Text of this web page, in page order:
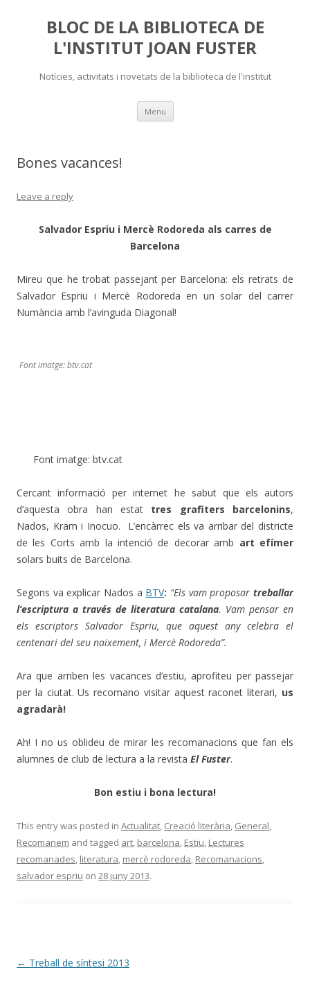
BLOC DE LA BIBLIOTECA DE
L'INSTITUT JOAN FUSTER
Notícies, activitats i novetats de la biblioteca de l'institut
Menu Skip
content
Bones vacances!
Leave a reply
Salvador Espriu i Mercè Rodoreda als carres de
Barcelona
Mireu que he trobat passejant per Barcelona: els retrats de
Salvador Espriu i Mercè Rodoreda en un solar del carrer
Numància amb l’avinguda Diagonal!
Font imatge: btv.cat
Font imatge: btv.cat
Cercant informació per internet he sabut que els autors
d’aquesta obra han estat tres grafiters barcelonins,
Nados, Kram i Inocuo. L’encàrrec els va arribar del districte
de les Corts amb la intenció de decorar amb art efímer
solars buits de Barcelona.
Segons va explicar Nados a BTV: “Els vam proposartreballar
l’escriptura a través de literatura catalana. Vam pensar en
els escriptors Salvador Espriu, que aquest any celebra el
centenari del seu naixement, i Mercè Rodoreda”.
Ara que arriben les vacances d’estiu, aprofiteu per passejar
per la ciutat. Us recomano visitar aquest raconet literari, us
agradarà!
Ah! I no us oblideu de mirar les recomanacions que fan els
alumnes de club de lectura a la revista El Fuster.
Bon estiu i bona lectura!
This entry was posted in Actualitat, Creació literària, General,
Recomanem and tagged art, barcelona, Estiu, Lectures
recomanades, literatura, mercè rodoreda, Recomanacions,
salvador espriu on 28 juny 2013.
Post
← Treball de síntesi 2013